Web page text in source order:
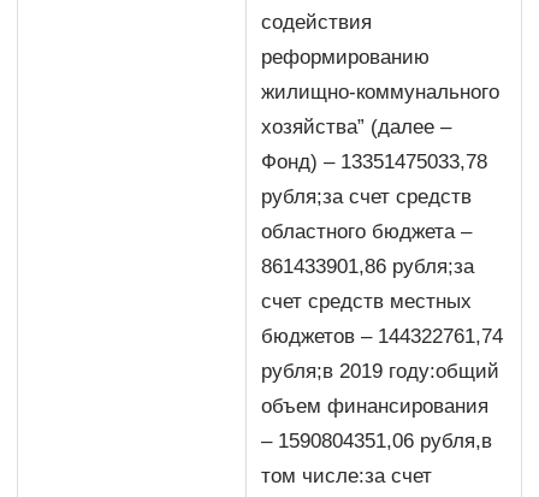
содействия
реформированию
жилищно-коммунального
хозяйства” (далее –
Фонд) – 13351475033,78
рубля;за счет средств
областного бюджета –
861433901,86 рубля;за
счет средств местных
бюджетов – 144322761,74
рубля;в 2019 году:общий
объем финансирования
– 1590804351,06 рубля,в
том числе:за счет